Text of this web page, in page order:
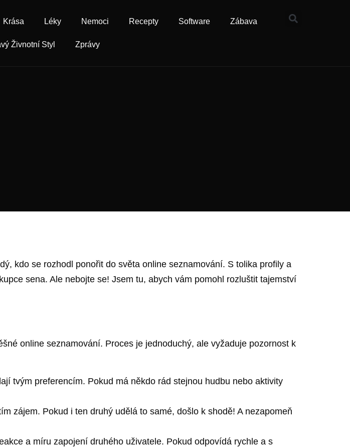
Krása Léky Nemoci Recepty Software Zábava
Živnotní Styl Zprávy
kdo se rozhodl ponořit do světa online seznamování. S tolika profily a
sena. Ale nebojte se! Jsem tu, abych vám pomohl rozluštit tajemství
online seznamování. Proces je jednoduchý, ale vyžaduje pozornost k
tvým preferencím. Pokud má někdo rád stejnou hudbu nebo aktivity
zájem. Pokud i ten druhý udělá to samé, došlo k shodě! A nezapomeň
a míru zapojení druhého uživatele. Pokud odpovídá rychle a s